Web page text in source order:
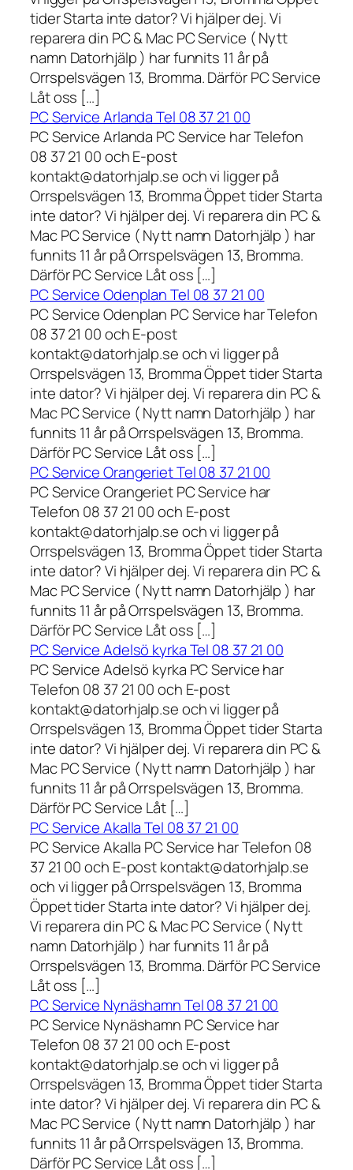
tider Starta inte dator? Vi hjälper dej. Vi
reparera din PC & Mac PC Service ( Nytt
namn Datorhjälp ) har funnits 11 år på
Orrspelsvägen 13, Bromma. Därför PC Service
Låt oss […]
PC Service Arlanda Tel 08 37 21 00
PC Service Arlanda PC Service har Telefon
08 37 21 00 och E-post
kontakt@datorhjalp.se och vi ligger på
Orrspelsvägen 13, Bromma Öppet tider Starta
inte dator? Vi hjälper dej. Vi reparera din PC &
Mac PC Service ( Nytt namn Datorhjälp ) har
funnits 11 år på Orrspelsvägen 13, Bromma.
Därför PC Service Låt oss […]
PC Service Odenplan Tel 08 37 21 00
PC Service Odenplan PC Service har Telefon
08 37 21 00 och E-post
kontakt@datorhjalp.se och vi ligger på
Orrspelsvägen 13, Bromma Öppet tider Starta
inte dator? Vi hjälper dej. Vi reparera din PC &
Mac PC Service ( Nytt namn Datorhjälp ) har
funnits 11 år på Orrspelsvägen 13, Bromma.
Därför PC Service Låt oss […]
PC Service Orangeriet Tel 08 37 21 00
PC Service Orangeriet PC Service har
Telefon 08 37 21 00 och E-post
kontakt@datorhjalp.se och vi ligger på
Orrspelsvägen 13, Bromma Öppet tider Starta
inte dator? Vi hjälper dej. Vi reparera din PC &
Mac PC Service ( Nytt namn Datorhjälp ) har
funnits 11 år på Orrspelsvägen 13, Bromma.
Därför PC Service Låt oss […]
PC Service Adelsö kyrka Tel 08 37 21 00
PC Service Adelsö kyrka PC Service har
Telefon 08 37 21 00 och E-post
kontakt@datorhjalp.se och vi ligger på
Orrspelsvägen 13, Bromma Öppet tider Starta
inte dator? Vi hjälper dej. Vi reparera din PC &
Mac PC Service ( Nytt namn Datorhjälp ) har
funnits 11 år på Orrspelsvägen 13, Bromma.
Därför PC Service Låt […]
PC Service Akalla Tel 08 37 21 00
PC Service Akalla PC Service har Telefon 08
37 21 00 och E-post kontakt@datorhjalp.se
och vi ligger på Orrspelsvägen 13, Bromma
Öppet tider Starta inte dator? Vi hjälper dej.
Vi reparera din PC & Mac PC Service ( Nytt
namn Datorhjälp ) har funnits 11 år på
Orrspelsvägen 13, Bromma. Därför PC Service
Låt oss […]
PC Service Nynäshamn Tel 08 37 21 00
PC Service Nynäshamn PC Service har
Telefon 08 37 21 00 och E-post
kontakt@datorhjalp.se och vi ligger på
Orrspelsvägen 13, Bromma Öppet tider Starta
inte dator? Vi hjälper dej. Vi reparera din PC &
Mac PC Service ( Nytt namn Datorhjälp ) har
funnits 11 år på Orrspelsvägen 13, Bromma.
Därför PC Service Låt oss […]